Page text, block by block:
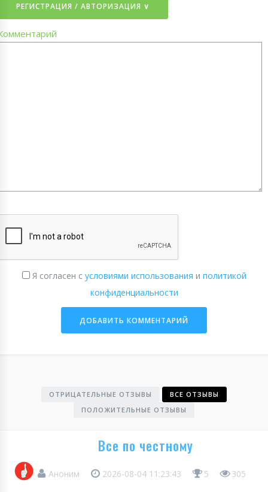
РЕГИСТРАЦИЯ / АВТОРИЗАЦИЯ ∨
Я согласен с условиями использования и политикой
конфиденциальности
ОТРИЦАТЕЛЬНЫЕ ОТЗЫВЫ
ВСЕ ОТЗЫВЫ
ПОЛОЖИТЕЛЬНЫЕ ОТЗЫВЫ
Все по честному
Аноним 2026-08-04 11:23:43 5 305